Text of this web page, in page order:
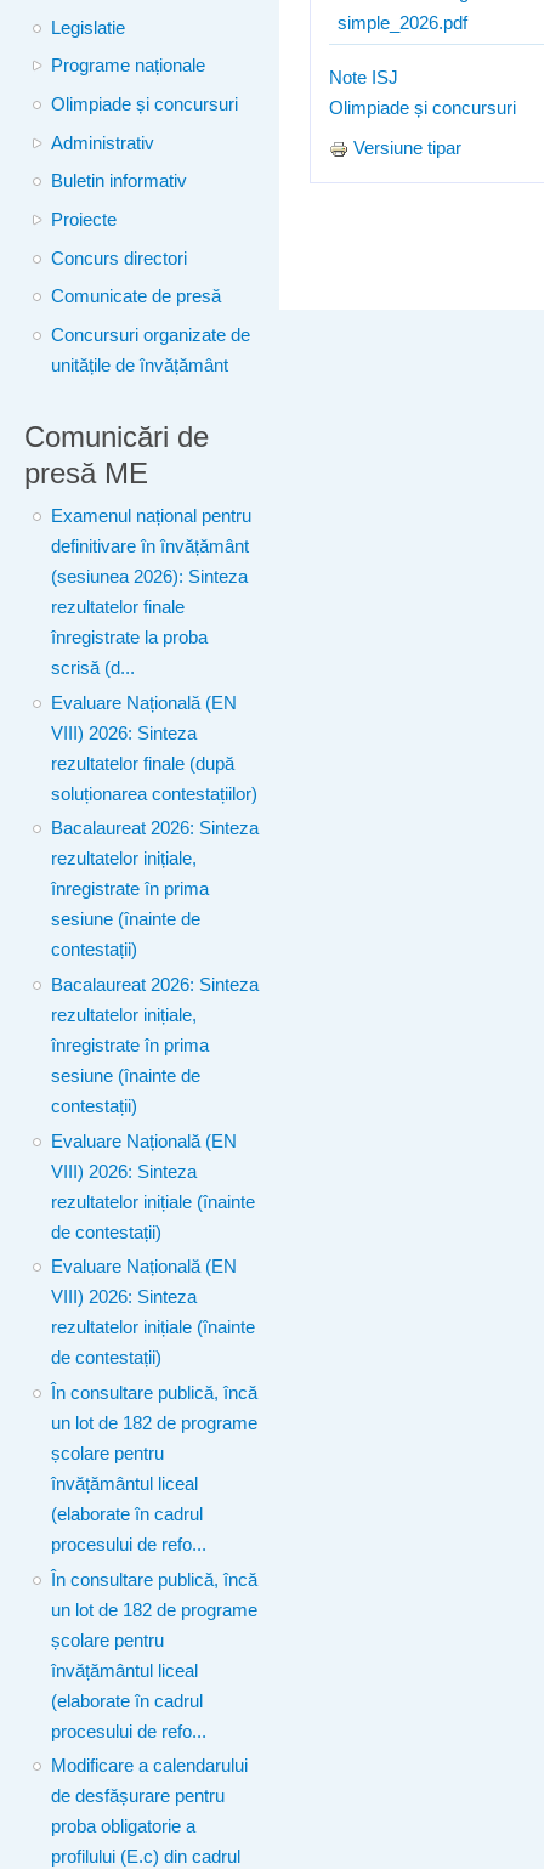
Legislatie
Programe naționale
Olimpiade și concursuri
Administrativ
Buletin informativ
Proiecte
Concurs directori
Comunicate de presă
Concursuri organizate de
unitățile de învățământ
Comunicări de
presă ME
Examenul național pentru
definitivare în învățământ
(sesiunea 2026): Sinteza
rezultatelor finale
înregistrate la proba
scrisă (d...
Evaluare Națională (EN
VIII) 2026: Sinteza
rezultatelor finale (după
soluționarea contestațiilor)
Bacalaureat 2026: Sinteza
rezultatelor inițiale,
înregistrate în prima
sesiune (înainte de
contestații)
Bacalaureat 2026: Sinteza
rezultatelor inițiale,
înregistrate în prima
sesiune (înainte de
contestații)
Evaluare Națională (EN
VIII) 2026: Sinteza
rezultatelor inițiale (înainte
de contestații)
Evaluare Națională (EN
VIII) 2026: Sinteza
rezultatelor inițiale (înainte
de contestații)
În consultare publică, încă
un lot de 182 de programe
școlare pentru
învățământul liceal
(elaborate în cadrul
procesului de refo...
În consultare publică, încă
un lot de 182 de programe
școlare pentru
învățământul liceal
(elaborate în cadrul
procesului de refo...
Modificare a calendarului
de desfășurare pentru
proba obligatorie a
profilului (E.c) din cadrul
simple_2026.pdf
Note ISJ
Olimpiade și concursuri
Versiune tipar